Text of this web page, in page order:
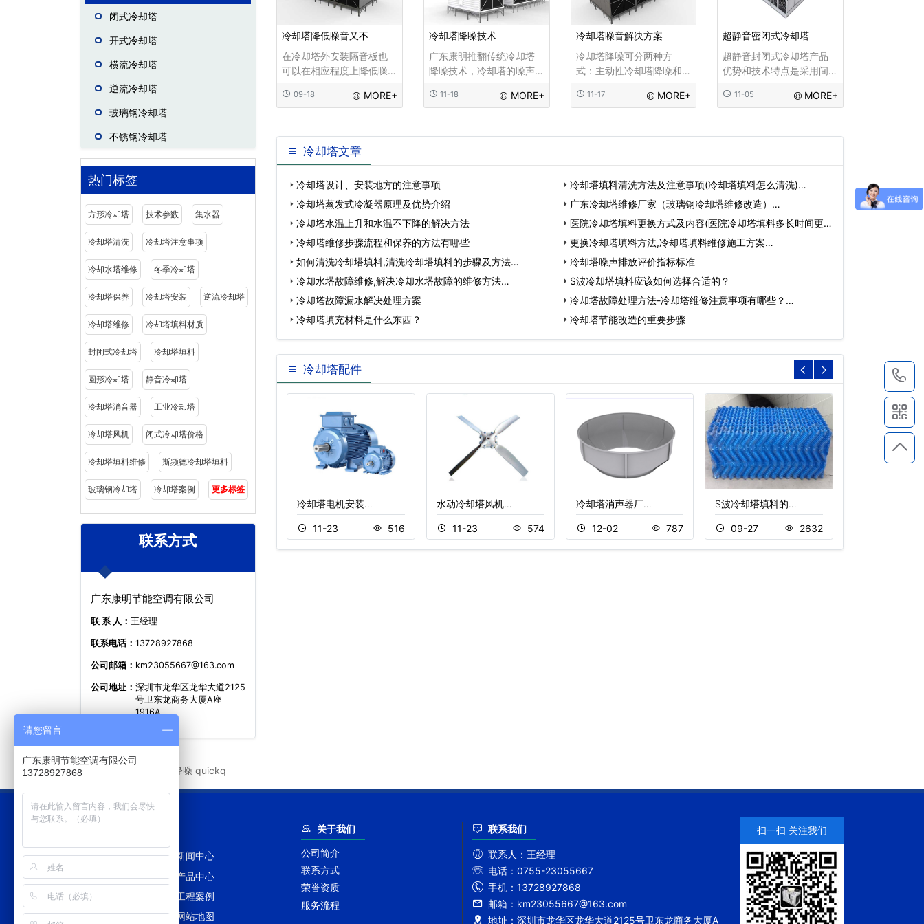
闭式冷却塔
开式冷却塔
横流冷却塔
逆流冷却塔
玻璃钢冷却塔
不锈钢冷却塔
热门标签
方形冷却塔 技术参数 集水器
冷却塔清洗 冷却塔注意事项
冷却水塔维修 冬季冷却塔
冷却塔保养 冷却塔安装 逆流冷却塔
冷却塔维修 冷却塔填料材质
封闭式冷却塔 冷却塔填料
圆形冷却塔 静音冷却塔
冷却塔消音器 工业冷却塔
冷却塔风机 闭式冷却塔价格
冷却塔填料维修 斯频德冷却塔填料
玻璃钢冷却塔 冷却塔案例 更多标签
联系方式
广东康明节能空调有限公司
联 系 人： 王经理
联系电话： 13728927868
公司邮箱： km23055667@163.com
公司地址： 深圳市龙华区龙华大道2125
号卫东龙商务大厦A座
1916A
冷却塔降低噪音又不
在冷却塔外安装隔音板也
可以在相应程度上降低噪
声，但缺点是冷却塔的通
风会减少，冷却塔的热交
衰减很小，这使空调系统
易于发生高压跳闸，设备
09-18 MORE+
冷却塔降噪技术
广东康明推翻传统冷却塔
降噪技术，冷却塔的噪声
治理和控制方法可分为两
种方式：1.主动降噪在冷却
11-18 MORE+
冷却塔噪音解决方案
冷却塔降噪可分两种方
式：主动性冷却塔降噪和
被动冷却塔降噪，在冷却
塔生产或噪声控制中，要
升级，抑制了
11-17 MORE+
超静音密闭式冷却塔
超静音封闭式冷却塔产品
优势和技术特点是采用间
接接触式冷却方法。循环
的液体介质在盘管中流
成危害，还会造
11-05 MORE+
冷却塔文章
冷却塔设计、安装地方的注意事项
冷却塔填料清洗方法及注意事项(冷却塔填料怎么清洗)…
冷却塔蒸发式冷凝器原理及优势介绍
广东冷却塔维修厂家（玻璃钢冷却塔维修改造）…
冷却塔水温上升和水温不下降的解决方法
医院冷却塔填料更换方式及内容(医院冷却塔填料多长时间更
换…
冷却塔维修步骤流程和保养的方法有哪些
更换冷却塔填料方法,冷却塔填料维修施工方案…
如何清洗冷却塔填料,清洗冷却塔填料的步骤及方法…
冷却塔噪声排放评价指标标准
冷却水塔故障维修,解决冷却水塔故障的维修方法…
S波冷却塔填料应该如何选择合适的？
冷却塔故障漏水解决处理方案
冷却塔故障处理方法-冷却塔维修注意事项有哪些？…
冷却塔填充材料是什么东西？
冷却塔节能改造的重要步骤
冷却塔配件
冷却塔变频控制…
466
冷却塔电机安装…
11-23 516
水动冷却塔风机…
11-23 574
冷却塔消声器厂…
12-02 787
S波冷却塔填料的…
09-27 2632
冷却塔降噪 quickq
网站首页
新闻中心
冷却塔百科
产品中心
冷却塔配件
工程案例
冷却塔维修
网站地图
关于我们
公司简介
联系方式
荣誉资质
服务流程
联系我们
联系人： 王经理
电话： 0755-23055667
手机： 13728927868
邮箱： km23055667@163.com
地址： 深圳市龙华区龙华大道2125号卫东龙商务大厦A
扫一扫 关注我们
请您留言
广东康明节能空调有限公司
13728927868